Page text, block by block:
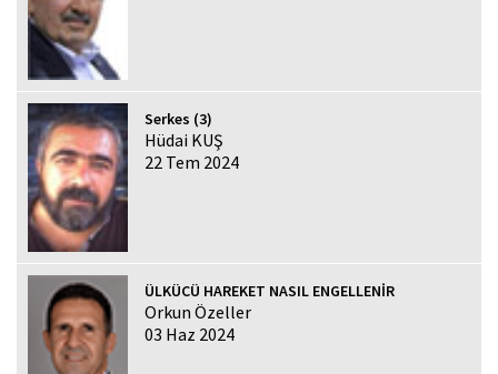
Serkes (3)
Hüdai KUŞ
22 Tem 2024
ÜLKÜCÜ HAREKET NASIL ENGELLENİR
Orkun Özeller
03 Haz 2024